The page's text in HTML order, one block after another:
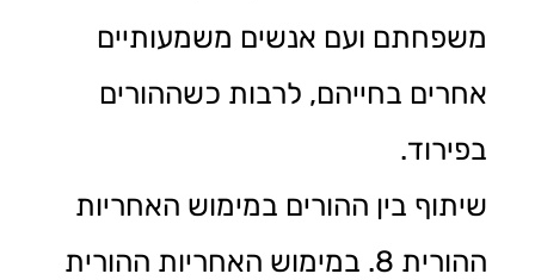
משפחתם ועם אנשים משמעותיים
אחרים בחייהם, לרבות כשההורים
בפירוד.
שיתוף בין ההורים במימוש האחריות
ההורית 8. במימוש האחריות ההורית